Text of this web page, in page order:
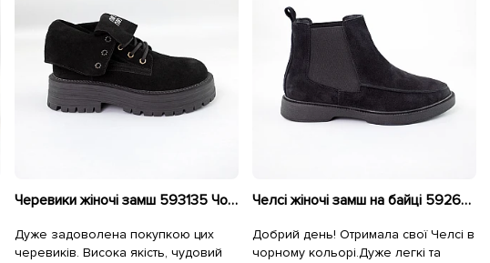
Черевики жіночі замш 593135 Чорні
Дуже задоволена покупкою цих
черевиків. Висока якість, чудовий
Челсі жіночі замш на байці 592644 Чорні
Добрий день! Отримала свої Челсі в
чорному кольорі.Дуже легкі та